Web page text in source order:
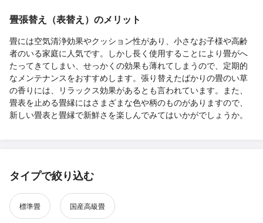
畳張替え（表替え）のメリット
畳には空気清浄効果やクッション性があり、小さなお子様や高齢
者のいる家庭に人気です。しかし長く使用することにより畳がへ
たってきてしまい、せっかくの効果も薄れてしまうので、定期的
なメンテナンスをおすすめします。張り替えたばかりの畳のい草
の香りには、リラックス効果があるとも言われています。また、
畳表を止める畳縁にはさまざまな色や柄のものがありますので、
新しい畳表と畳縁で新鮮さを楽しんでみてはいかがでしょうか。
タイプで絞り込む
標準畳 国産高級畳